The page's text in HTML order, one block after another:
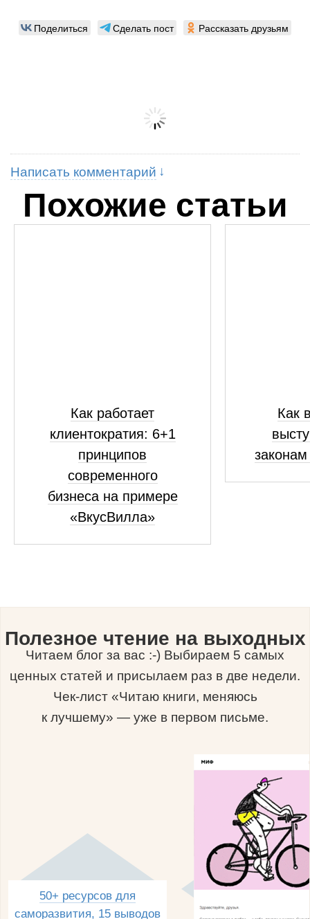
Поделиться Сделать пост Рассказать друзьям
Написать комментарий
Похожие статьи
Как работает
клиентократия: 6+1
принципов
современного
бизнеса на примере
«ВкусВилла»
Как
Полезное чтение на выходных
Читаем блог за вас :-) Выбираем 5 самых
ценных статей и присылаем раз в две недели.
Чек-лист «Читаю книги, меняюсь
к лучшему» — уже в первом письме.
50+ ресурсов для
саморазвития, 15 выводов